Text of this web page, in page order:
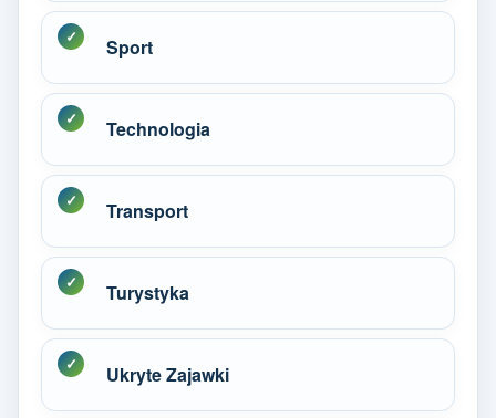
Sport
Technologia
Transport
Turystyka
Ukryte Zajawki